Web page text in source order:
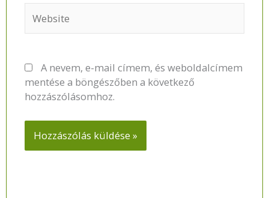
A nevem, e-mail címem, és weboldalcímem
mentése a böngészőben a következő
hozzászólásomhoz.